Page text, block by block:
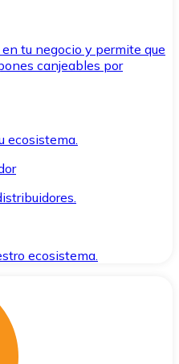
tu negocio y permite que
canjeables por
ecosistema.
ecosistema.